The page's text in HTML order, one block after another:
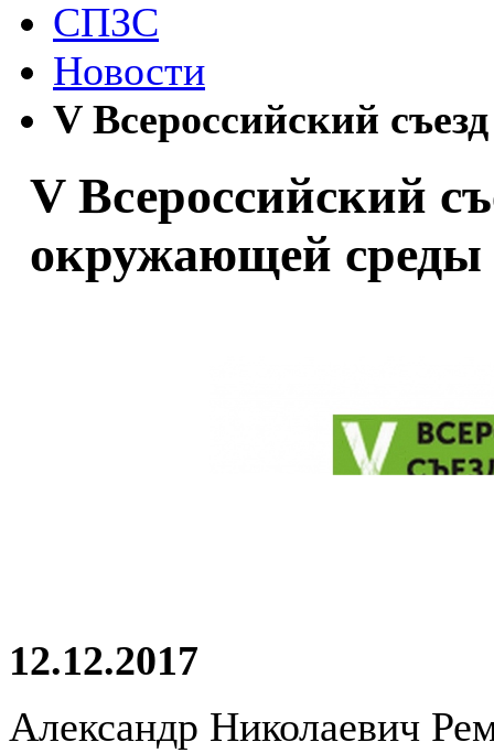
СПЗС
Новости
V Всероссийский
V Всероссийский
окружающей среды
12.12.2017
Александр Николаевич